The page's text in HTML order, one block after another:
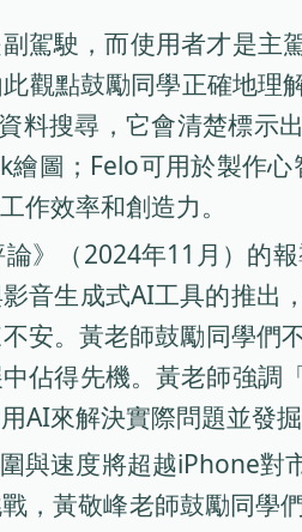
駕駛，而使用者才是主
觀點鼓勵同學正確地
料搜尋，它會清楚標
圖；Felo可用於製作
作效率和創造力。
》（2024年11月）的
音生成式AI工具的推
安。黃老師鼓勵同學
佔得先機。黃老師強
AI來解決實際問題並發掘
與速度將超越iPhone
，黃敬峰老師鼓勵同